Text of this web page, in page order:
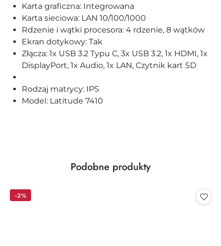
Karta graficzna: Integrowana
Karta sieciowa: LAN 10/100/1000
Rdzenie i wątki procesora: 4 rdzenie, 8 wątków
Ekran dotykowy: Tak
Złącza: 1x USB 3.2 Typu C, 3x USB 3.2, 1x HDMI, 1x
DisplayPort, 1x Audio, 1x LAN, Czytnik kart SD
Rodzaj matrycy: IPS
Model: Latitude 7410
Pomiń karuzelę produktów
Produkty
Podobne produkty
-2%